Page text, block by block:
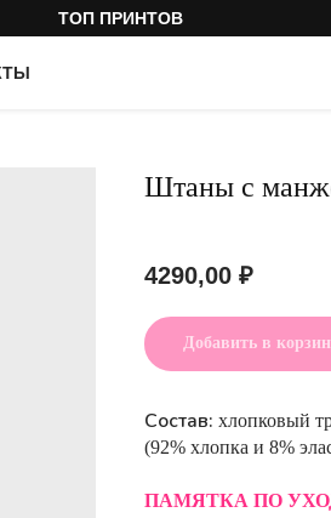
ТОП ПРИНТОВ
Штаны с
4290,00 ₽
Добавить в
Состав: хлопковый
(92% хлопка и 8%
ПАМЯТКА ПО